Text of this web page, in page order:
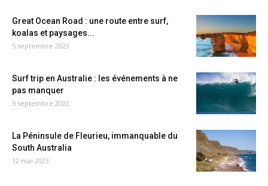
Great Ocean Road : une route entre surf,
koalas et paysages...
5 septembre 2023
Surf trip en Australie : les événements à ne
pas manquer
5 septembre 2023
La Péninsule de Fleurieu, immanquable du
South Australia
12 mai 2023